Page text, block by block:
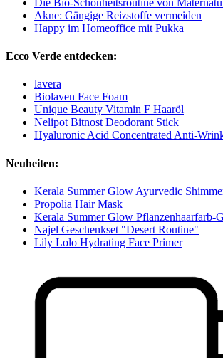
Akne: Gängige Reizstoffe vermeiden
Happy im Homeoffice mit Pukka
Ecco Verde entdecken:
lavera
Biolaven Face Foam
Unique Beauty Vitamin F Haaröl
Nelipot Bitnost Deodorant Stick
Hyaluronic Acid Concentrated Anti-
Neuheiten:
Kerala Summer Glow Ayurvedic
Propolia Hair Mask
Kerala Summer Glow Pflanzenhaarfarb-
Najel Geschenkset "Desert Routine"
Lily Lolo Hydrating Face Primer